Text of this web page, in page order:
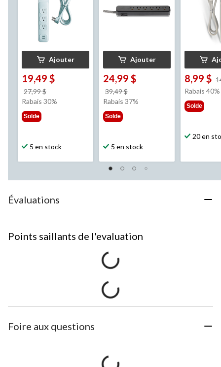
Ajouter
19,49 $
27,99 $
était
Rabais 30%
Solde
5 en stock
Ajouter
24,99 $
39,49 $
était
Rabais 37%
Solde
5 en stock
8,99 $
Rabais 40%
Solde
20 en
Évaluations
Points saillants de l'evaluation
Foire aux questions